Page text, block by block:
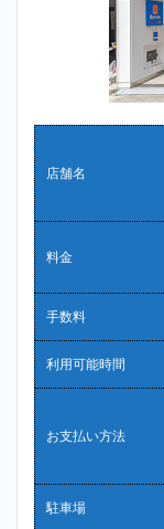
店舗名
料金
手数料
利用可能時間
お支払い方法
駐車場